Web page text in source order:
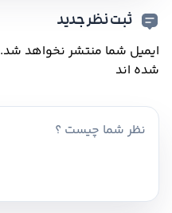
ثبت نظر جدید
ایمیل شما منتشر نخواهد شد.
شده اند